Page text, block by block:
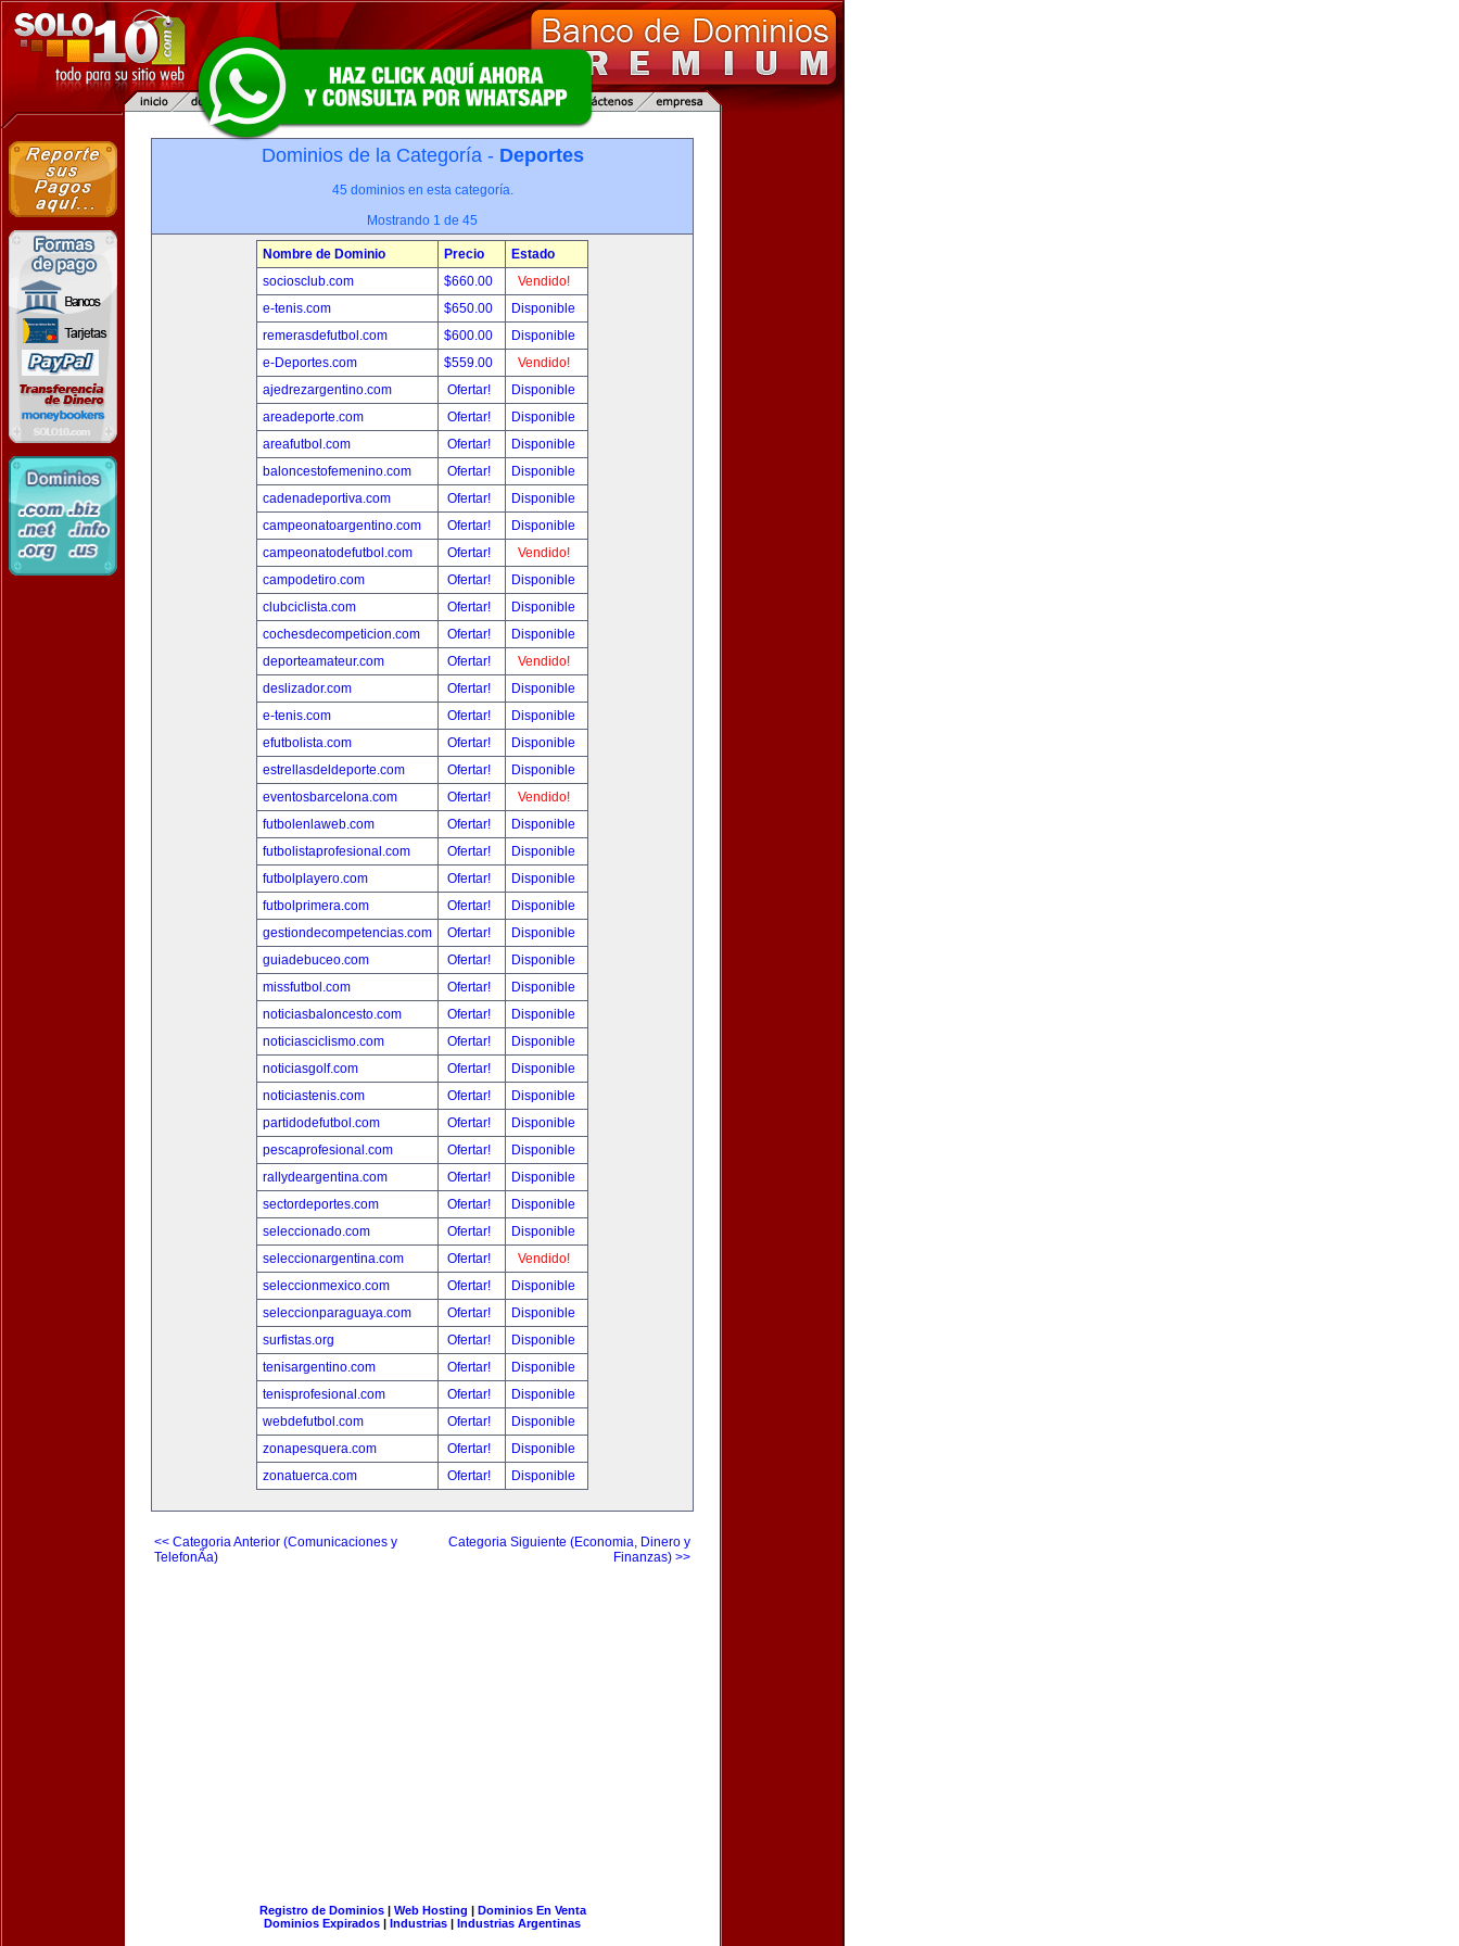
Dominios de la Categoría - Deportes
45 dominios en esta categoría.
Mostrando 1 de 45
Nombre de Dominio Precio
Estado
sociosclub.com
$660.00
Vendido!
e-tenis.com
$650.00
Disponible
remerasdefutbol.com
$600.00
Disponible
e-Deportes.com
$559.00
Vendido!
ajedrezargentino.com
Ofertar!
Disponible
areadeporte.com
Ofertar!
Disponible
areafutbol.com
Ofertar!
Disponible
baloncestofemenino.com
Ofertar!
Disponible
cadenadeportiva.com
Ofertar!
Disponible
campeonatoargentino.com
Ofertar!
Disponible
campeonatodefutbol.com
Ofertar!
Vendido!
campodetiro.com
Ofertar!
Disponible
clubciclista.com
Ofertar!
Disponible
cochesdecompeticion.com
Ofertar!
Disponible
deporteamateur.com
Ofertar!
Vendido!
deslizador.com
Ofertar!
Disponible
e-tenis.com
Ofertar!
Disponible
efutbolista.com
Ofertar!
Disponible
estrellasdeldeporte.com
Ofertar!
Disponible
eventosbarcelona.com
Ofertar!
Vendido!
futbolenlaweb.com
Ofertar!
Disponible
futbolistaprofesional.com
Ofertar!
Disponible
futbolplayero.com
Ofertar!
Disponible
futbolprimera.com
Ofertar!
Disponible
gestiondecompetencias.com
Ofertar!
Disponible
guiadebuceo.com
Ofertar!
Disponible
missfutbol.com
Ofertar!
Disponible
noticiasbaloncesto.com
Ofertar!
Disponible
noticiasciclismo.com
Ofertar!
Disponible
noticiasgolf.com
Ofertar!
Disponible
noticiastenis.com
Ofertar!
Disponible
partidodefutbol.com
Ofertar!
Disponible
pescaprofesional.com
Ofertar!
Disponible
rallydeargentina.com
Ofertar!
Disponible
sectordeportes.com
Ofertar!
Disponible
seleccionado.com
Ofertar!
Disponible
seleccionargentina.com
Ofertar!
Vendido!
seleccionmexico.com
Ofertar!
Disponible
seleccionparaguaya.com
Ofertar!
Disponible
surfistas.org
Ofertar!
Disponible
tenisargentino.com
Ofertar!
Disponible
tenisprofesional.com
Ofertar!
Disponible
webdefutbol.com
Ofertar!
Disponible
zonapesquera.com
Ofertar!
Disponible
zonatuerca.com
Ofertar! Disponible
<< Categoria Anterior (Comunicaciones y
TelefonÃ­a)
Categoria Siguiente (Economia, Dinero y
Finanzas) >>
Registro de Dominios| Web Hosting | Dominios En Venta
Dominios Expirados | Industrias | Industrias Argentinas